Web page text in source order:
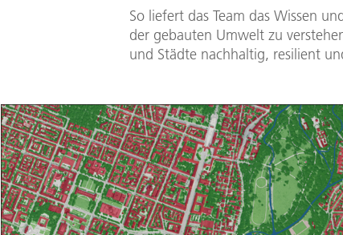
So liefert das Team das Wissen
der gebauten Umwelt zu
und Städte nachhaltig, resilient